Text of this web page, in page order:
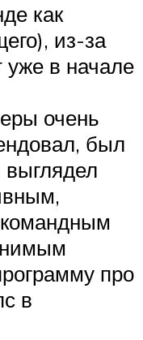
как
из-за
уже в начале
очень
был
командным
про
в